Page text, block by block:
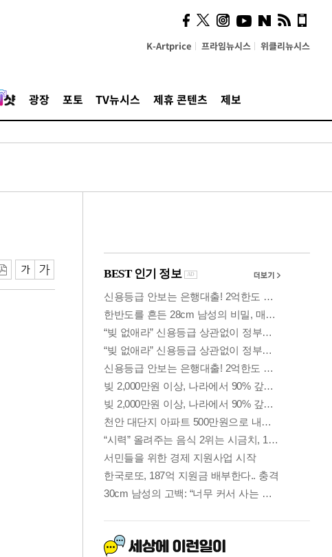
K-Artprice 프라임뉴시스 위클리뉴시스
광장 포토 TV뉴시스 제휴 콘텐츠 제보
의견, 국토부·LH에 충실히
전달할 것"